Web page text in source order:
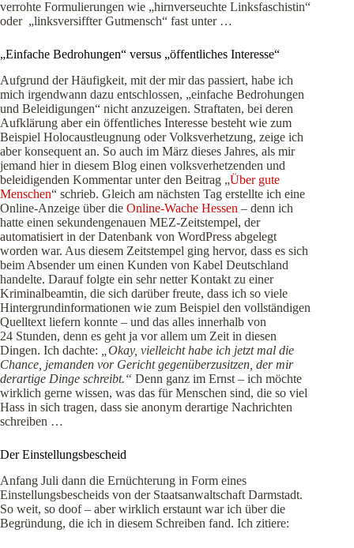
verrohte Formulierungen wie „hirnverseuchte Linksfaschistin“
oder „linksversiffter Gutmensch“ fast unter …
„Einfache Bedrohungen“ versus „öffentliches Interesse“
Aufgrund der Häufigkeit, mit der mir das passiert, habe ich
mich irgendwann dazu entschlossen, „einfache Bedrohungen
und Beleidigungen“ nicht anzuzeigen. Straftaten, bei deren
Aufklärung aber ein öffentliches Interesse besteht wie zum
Beispiel Holocaustleugnung oder Volksverhetzung, zeige ich
aber konsequent an. So auch im März dieses Jahres, als mir
jemand hier in diesem Blog einen volksverhetzenden und
beleidigenden Kommentar unter den Beitrag „Über gute
Menschen“ schrieb. Gleich am nächsten Tag erstellte ich eine
Online-Anzeige über die Online-Wache Hessen – denn ich
hatte einen sekundengenauen MEZ-Zeitstempel, der
automatisiert in der Datenbank von WordPress abgelegt
worden war. Aus diesem Zeitstempel ging hervor, dass es sich
beim Absender um einen Kunden von Kabel Deutschland
handelte. Darauf folgte ein sehr netter Kontakt zu einer
Kriminalbeamtin, die sich darüber freute, dass ich so viele
Hintergrundinformationen wie zum Beispiel den vollständigen
Quelltext liefern konnte – und das alles innerhalb von
24 Stunden, denn es geht ja vor allem um Zeit in diesen
Dingen. Ich dachte:
„Okay, vielleicht habe ich jetzt mal die
Chance, jemanden vor Gericht gegenüberzusitzen, der mir
derartige Dinge schreibt.“ Denn ganz im Ernst – ich möchte
wirklich gerne wissen, was das für Menschen sind, die so viel
Hass in sich tragen, dass sie anonym derartige Nachrichten
schreiben …
Der Einstellungsbescheid
Anfang Juli dann die Ernüchterung in Form eines
Einstellungsbescheids von der Staatsanwaltschaft Darmstadt.
So weit, so doof – aber wirklich erstaunt war ich über die
Begründung, die ich in diesem Schreiben fand. Ich zitiere: